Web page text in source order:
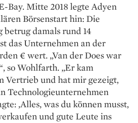
Bay. Mitte 2018 legte Adyen
Börsenstart hin: Die
damals rund 14
das Unternehmen an der
€ wert. „Van der Does war
so Wohlfarth. „Er kam
Vertrieb und hat mir gezeigt,
Technologieunternehmen
‚Alles, was du können musst,
und gute Leute ins